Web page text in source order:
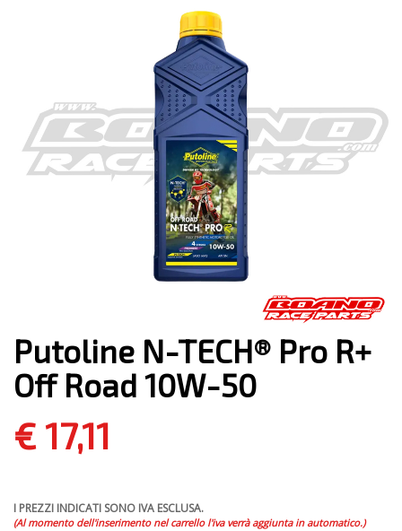
Putoline N-TECH® Pro R+
Off Road 10W-50
€ 17,11
I PREZZI INDICATI SONO IVA ESCLUSA.
(Al momento dell'inserimento nel carrello l'iva verrà aggiunta in automatico.)